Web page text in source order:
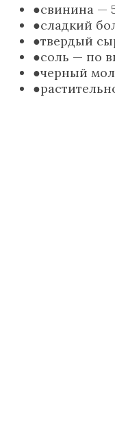
свинина —
сладкий
твердый
соль — по
черный